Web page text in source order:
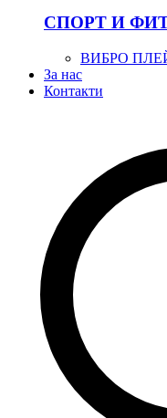
СПОРТ И
ВИБРО
За нас
Контакти